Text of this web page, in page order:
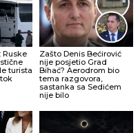
Ruske
turista
Zašto Denis Bećirović
nije posjetio Grad
Bihać? Aerodrom bio
tema razgovora,
sastanka sa Sedićem
nije bilo